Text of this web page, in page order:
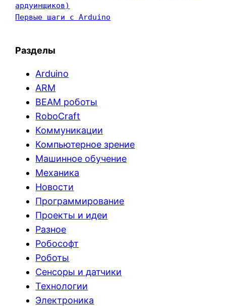
ардуинщиков)
Первые шаги с Arduino
Разделы
Arduino
ARM
BEAM роботы
RoboCraft
Коммуникации
Компьютерное зрение
Машинное обучение
Механика
Новости
Программирование
Проекты и идеи
Разное
Робософт
Роботы
Сенсоры и датчики
Технологии
Электроника